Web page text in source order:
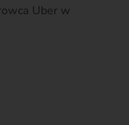
Uber w